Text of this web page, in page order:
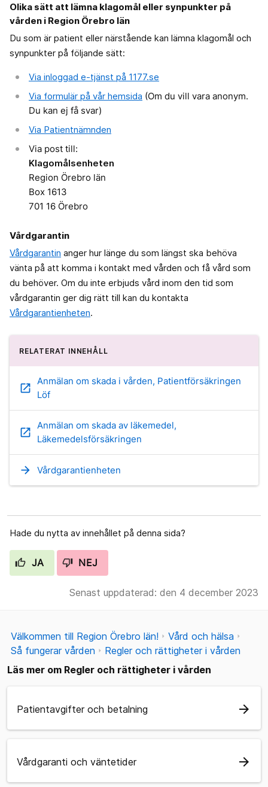
Olika sätt att lämna klagomål eller synpunkter på
vården i Region Örebro län
Du som är patient eller närstående kan lämna klagomål och
synpunkter på följande sätt:
Via inloggad e-tjänst på 1177.se
Via formulär på vår hemsida (Om du vill vara anonym.
Du kan ej få svar)
Via Patientnämnden
Via post till:
Klagomålsenheten
Region Örebro län
Box 1613
701 16 Örebro
Vårdgarantin
Vårdgarantin anger hur länge du som längst ska behöva
vänta på att komma i kontakt med vården och få vård som
du behöver. Om du inte erbjuds vård inom den tid som
vårdgarantin ger dig rätt till kan du kontakta
Vårdgarantienheten.
RELATERAT INNEHÅLL
open_in_new
Anmälan om skada i vården, Patientförsäkringen
Löf
open_in_new
Anmälan om skada av läkemedel,
Läkemedelsförsäkringen
arrow_forward Vårdgarantienheten
Hade du nytta av innehållet på denna sida?
JA NEJ
Senast uppdaterad: den 4 december 2023
Välkommen till Region Örebro län!
Vård och hälsa
Så fungerar vården
Regler och rättigheter i vården
Läs mer om Regler och rättigheter i vården
Patientavgifter och betalning arrow_forward
Vårdgaranti och väntetider arrow_forward